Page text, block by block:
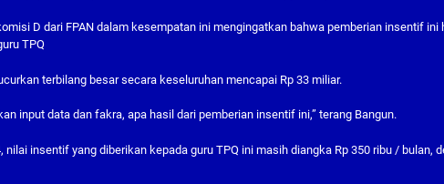
D dari FPAN dalam kesempatan ini mengingatkan bahwa pemberian insentif ini
TPQ
terbilang besar secara keseluruhan mencapai Rp 33 miliar.
input data dan fakra, apa hasil dari pemberian insentif ini,” terang Bangun.
nilai insentif yang diberikan kepada guru TPQ ini masih diangka Rp 350 ribu / bulan,